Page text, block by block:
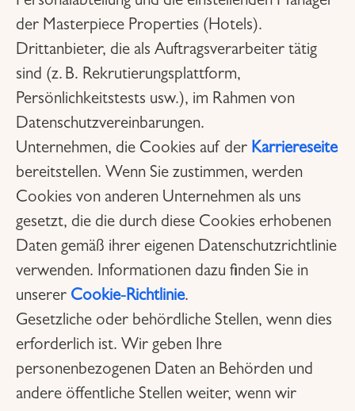
der Masterpiece Properties (Hotels).
Drittanbieter, die als Auftragsverarbeiter tätig
sind (z. B. Rekrutierungsplattform,
Persönlichkeitstests usw.), im Rahmen von
Datenschutzvereinbarungen.
Unternehmen, die Cookies auf der Karriereseite
bereitstellen. Wenn Sie zustimmen, werden
Cookies von anderen Unternehmen als uns
gesetzt, die die durch diese Cookies erhobenen
Daten gemäß ihrer eigenen Datenschutzrichtlinie
verwenden. Informationen dazu finden Sie in
unserer Cookie-Richtlinie.
Gesetzliche oder behördliche Stellen, wenn dies
erforderlich ist. Wir geben Ihre
personenbezogenen Daten an Behörden und
andere öffentliche Stellen weiter, wenn wir